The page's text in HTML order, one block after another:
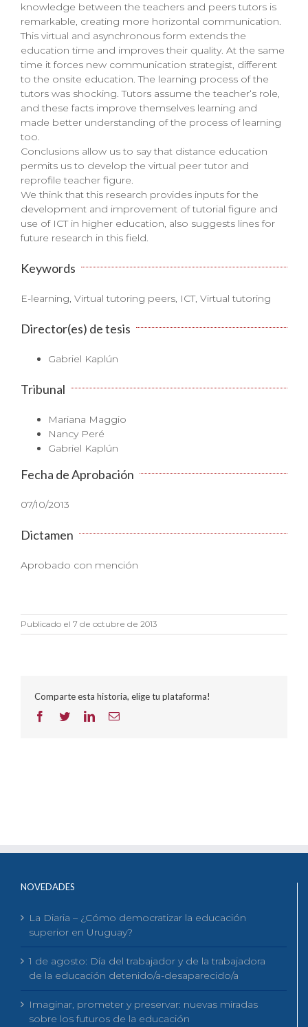
knowledge between the teachers and peers tutors is
remarkable, creating more horizontal communication.
This virtual and asynchronous form extends the
education time and improves their quality. At the same
time it forces new communication strategist, different
to the onsite education. The learning process of the
tutors was shocking. Tutors assume the teacher‘s role,
and these facts improve themselves learning and
made better understanding of the process of learning
too.
Conclusions allow us to say that distance education
permits us to develop the virtual peer tutor and
reprofile teacher figure.
We think that this research provides inputs for the
development and improvement of tutorial figure and
use of ICT in higher education, also suggests lines for
future research in this field.
Keywords
E-learning, Virtual tutoring peers, ICT, Virtual tutoring
Director(es) de tesis
Gabriel Kaplún
Tribunal
Mariana Maggio
Nancy Peré
Gabriel Kaplún
Fecha de Aprobación
07/10/2013
Dictamen
Aprobado con mención
Publicado el 7 de octubre de 2013
Comparte esta historia, elige tu plataforma!
Facebook
TwitterLinkedInCorreo
NOVEDADES
La Diaria – ¿Cómo democratizar la educación
superior en Uruguay?
1 de agosto: Día del trabajador y de la trabajadora
de la educación detenido/a-desaparecido/a
Imaginar, prometer y preservar: nuevas miradas
sobre los futuros de la educación